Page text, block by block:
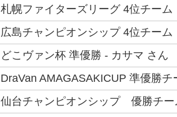
札幌ファイターズリーグ 4位チー
広島チャンピオンシップ 4位チー
どこヴァン杯 準優勝 - カサマ さん
DraVan AMAGASAKICUP 準優勝
仙台チャンピオンシップ 優勝チ